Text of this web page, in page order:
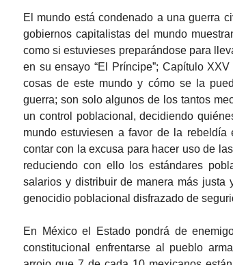
El mundo está condenado a una guerra
gobiernos capitalistas del mundo
como si estuvieses preparándose para
en su ensayo “El Príncipe”; Capítulo
cosas de este mundo y cómo se la
guerra; son solo algunos de los tantos
un control poblacional, decidiendo
mundo estuviesen a favor de la
contar con la excusa para hacer uso de
reduciendo con ello los estándares
salarios y distribuir de manera más justa
genocidio poblacional disfrazado de
En México el Estado pondrá de
constitucional enfrentarse al pueblo